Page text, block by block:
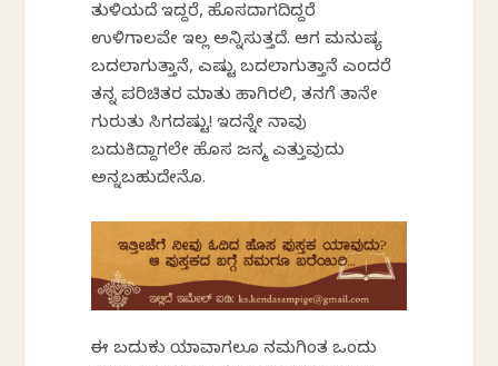
ತುಳಿಯದೆ ಇದ್ದರೆ, ಹೊಸದಾಗದಿದ್ದರೆ
ಉಳಿಗಾಲವೇ ಇಲ್ಲ ಅನ್ನಿಸುತ್ತದೆ. ಆಗ ಮನುಷ್ಯ
ಬದಲಾಗುತ್ತಾನೆ, ಎಷ್ಟು ಬದಲಾಗುತ್ತಾನೆ ಎಂದರೆ
ತನ್ನ ಪರಿಚಿತರ ಮಾತು ಹಾಗಿರಲಿ, ತನಗೆ ತಾನೇ
ಗುರುತು ಸಿಗದಷ್ಟು! ಇದನ್ನೇ ನಾವು
ಬದುಕಿದ್ದಾಗಲೇ ಹೊಸ ಜನ್ಮ ಎತ್ತುವುದು
ಅನ್ನಬಹುದೇನೊ.
ಈ ಬದುಕು ಯಾವಾಗಲೂ ನಮಗಿಂತ ಒಂದು